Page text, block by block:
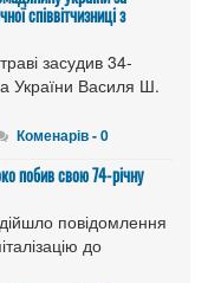
співвітчизниці з
засудив 34-
України Василя Ш.
Коменарів - 0
побив свою 74-річну
повідомлення
до